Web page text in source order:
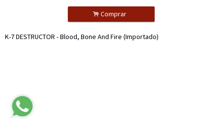
. Comprar
K-7 DESTRUCTOR - Blood, Bone And Fire (Importado)